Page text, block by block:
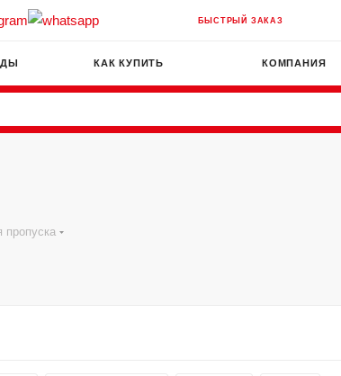
БЫСТРЫЙ ЗАКАЗ
КАК КУПИТЬ КОМПАНИЯ